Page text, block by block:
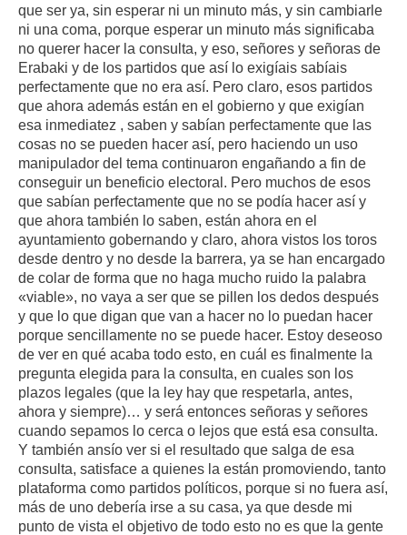
que ser ya, sin esperar ni un minuto más, y sin cambiarle
ni una coma, porque esperar un minuto más significaba
no querer hacer la consulta, y eso, señores y señoras de
Erabaki y de los partidos que así lo exigíais sabíais
perfectamente que no era así. Pero claro, esos partidos
que ahora además están en el gobierno y que exigían
esa inmediatez , saben y sabían perfectamente que las
cosas no se pueden hacer así, pero haciendo un uso
manipulador del tema continuaron engañando a fin de
conseguir un beneficio electoral. Pero muchos de esos
que sabían perfectamente que no se podía hacer así y
que ahora también lo saben, están ahora en el
ayuntamiento gobernando y claro, ahora vistos los toros
desde dentro y no desde la barrera, ya se han encargado
de colar de forma que no haga mucho ruido la palabra
«viable», no vaya a ser que se pillen los dedos después
y que lo que digan que van a hacer no lo puedan hacer
porque sencillamente no se puede hacer. Estoy deseoso
de ver en qué acaba todo esto, en cuál es finalmente la
pregunta elegida para la consulta, en cuales son los
plazos legales (que la ley hay que respetarla, antes,
ahora y siempre)… y será entonces señoras y señores
cuando sepamos lo cerca o lejos que está esa consulta.
Y también ansío ver si el resultado que salga de esa
consulta, satisface a quienes la están promoviendo, tanto
plataforma como partidos políticos, porque si no fuera así,
más de uno debería irse a su casa, ya que desde mi
punto de vista el objetivo de todo esto no es que la gente